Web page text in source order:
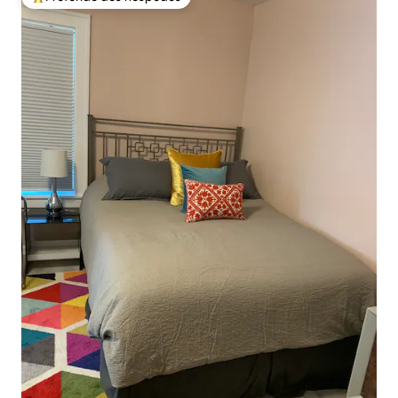
Entre os melhores preferidos dos hóspedes